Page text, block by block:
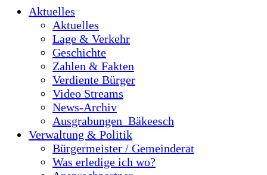
Aktuelles
Aktuelles
Lage & Verkehr
Geschichte
Zahlen & Fakten
Verdiente Bürger
Video Streams
News-Archiv
Ausgrabungen_Bäkeesch
Verwaltung & Politik
Bürgermeister / Gemeinderat
Was erledige ich wo?